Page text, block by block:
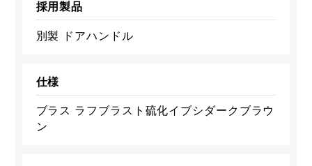
採用製品
別製 ドアハンドル
仕様
ブラス ラフブラスト硫化イブシダークブラウ
ン